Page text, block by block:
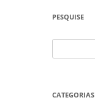
PESQUISE
por:
CATEGORIAS